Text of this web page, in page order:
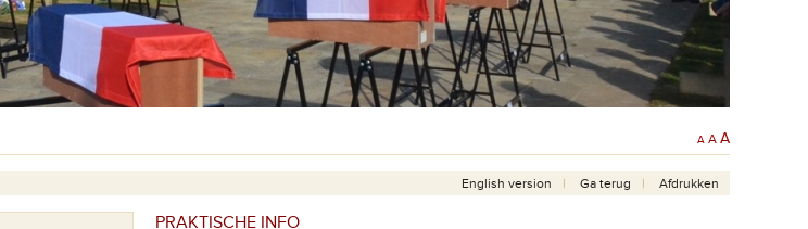
A A A
English version Ga terug Afdrukken
PRAKTISCHE INFO